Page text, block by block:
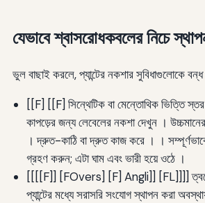
যেভাবে শ্বাসরোধকবলের নিচে
ভুল বাছাই করলে, প্যান্টের নকশার সুবিধাগুলোকে
[[F] [[F] সিন্থেটিক বা মেন্তোথিক ভিত্তি
কাপড়ের জন্য লেবেলের নকশা দেখুন ।
। দ্রুত-কাঠি বা দ্রুত কাজ করে । ।
গ্রহণ করুন; এটা ঘাম এবং ভারী হয়ে ওঠে ।
[[[[F]] [FOvers] [F] Angli]] [FL]]]]
প্যান্টের মধ্যে সরাসরি সংযোগ স্থাপন করা